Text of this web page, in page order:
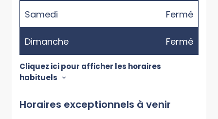
Samedi Fermé
Dimanche Fermé
Cliquez ici pour afficher les horaires
habituels
Horaires exceptionnels à venir